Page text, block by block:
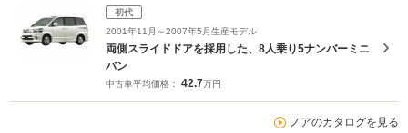
初代
2001年11月～2007年5月生産モデル
両側スライドドアを採用した、8人乗り5ナンバーミニ
バン
中古車平均価格： 42.7万円
ノアのカタログを見る